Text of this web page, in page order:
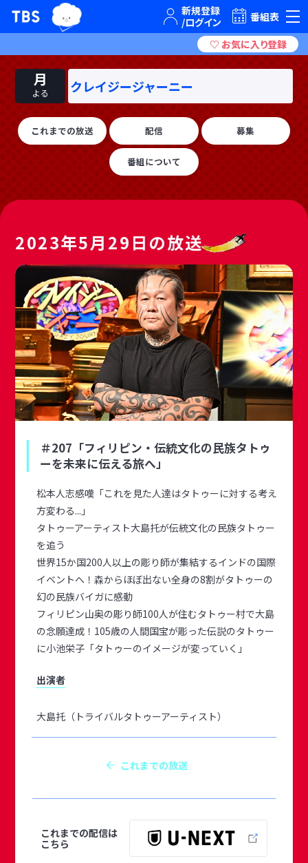
TBSテレビ｜ときめくときを。 番組表
月
よる クレイジージャーニー
これまでの放送 配信 募集
番組について
2023年5月29日の放送
＃207「フィリピン・伝統文化の民族タトゥ
ーを未来に伝える旅へ」
松本人志感嘆「これを見た人達はタトゥーに対する考え
方変わる...」
タトゥーアーティスト大島托が伝統文化の民族タトゥー
を追う
世界15か国200人以上の彫り師が集結するインドの国際
イベントへ！森からほぼ出ない全身の8割がタトゥーの
幻の民族バイガに感動
フィリピン山奥の彫り師100人が住むタトゥー村で大島
の念願達成！105歳の人間国宝が彫った伝説のタトゥー
に小池栄子「タトゥーのイメージが変っていく」
出演者
大島托（トライバルタトゥーアーティスト）
これまでの放送
これまでの配信は
こちら